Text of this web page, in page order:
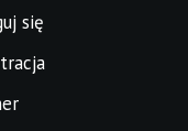
się